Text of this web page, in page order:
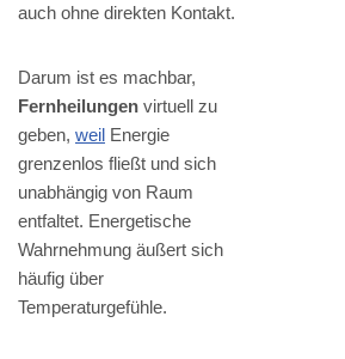
auch ohne direkten Kontakt.
Darum ist es machbar,
Fernheilungen virtuell zu
geben, weil Energie
grenzenlos fließt und sich
unabhängig von Raum
entfaltet. Energetische
Wahrnehmung äußert sich
häufig über
Temperaturgefühle.